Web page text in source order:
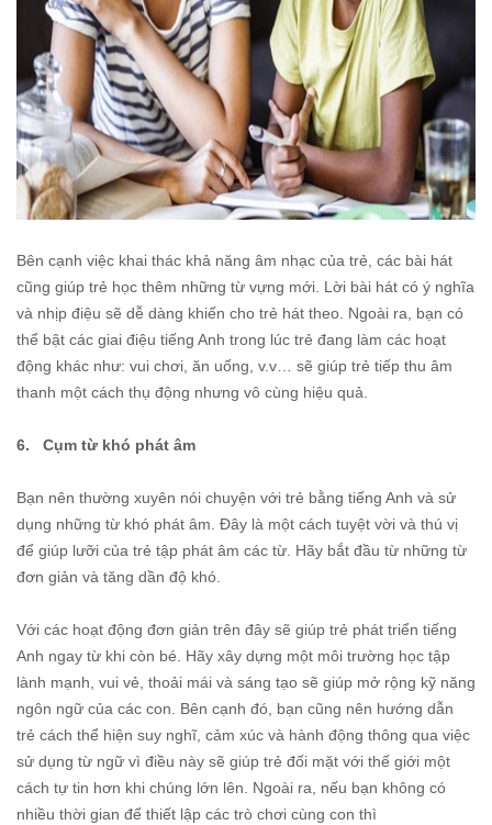
Bên cạnh việc khai thác khả năng âm nhạc của trẻ, các bài hát
cũng giúp trẻ học thêm những từ vựng mới. Lời bài hát có ý nghĩa
và nhịp điệu sẽ dễ dàng khiến cho trẻ hát theo. Ngoài ra, bạn có
thể bật các giai điệu tiếng Anh trong lúc trẻ đang làm các hoạt
động khác như: vui chơi, ăn uống, v.v… sẽ giúp trẻ tiếp thu âm
thanh một cách thụ động nhưng vô cùng hiệu quả.
6. Cụm từ khó phát âm
Bạn nên thường xuyên nói chuyện với trẻ bằng tiếng Anh và sử
dụng những từ khó phát âm. Đây là một cách tuyệt vời và thú vị
để giúp lưỡi của trẻ tập phát âm các từ. Hãy bắt đầu từ những từ
đơn giản và tăng dần độ khó.
Với các hoạt động đơn giản trên đây sẽ giúp trẻ phát triển tiếng
Anh ngay từ khi còn bé. Hãy xây dựng một môi trường học tập
lành mạnh, vui vẻ, thoải mái và sáng tạo sẽ giúp mở rộng kỹ năng
ngôn ngữ của các con. Bên cạnh đó, bạn cũng nên hướng dẫn
trẻ cách thể hiện suy nghĩ, cảm xúc và hành động thông qua việc
sử dụng từ ngữ vì điều này sẽ giúp trẻ đối mặt với thế giới một
cách tự tin hơn khi chúng lớn lên. Ngoài ra, nếu bạn không có
nhiều thời gian để thiết lập các trò chơi cùng con thì